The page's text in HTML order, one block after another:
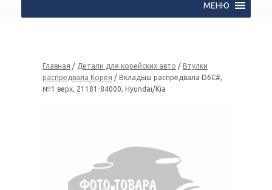
МЕНЮ
Главная / Детали для корейских авто / Втулки
распредвала Корея / Вкладыш распредвала D6C#,
№1 верх, 21181-84000, Hyundai/Kia